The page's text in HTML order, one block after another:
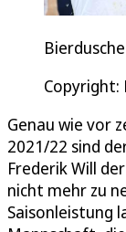
Copyright:
Genau wie vor
2021/22 sind
Frederik Will
nicht mehr zu
Saisonleistung